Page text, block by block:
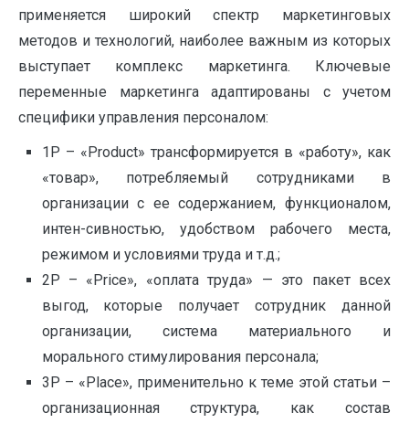
применяется широкий спектр маркетинговых
методов и технологий, наиболее важным из которых
выступает комплекс маркетинга. Ключевые
переменные маркетинга адаптированы с учетом
специфики управления персоналом:
1Р – «Product» трансформируется в «работу», как
«товар», потребляемый сотрудниками в
организации с ее содержанием, функционалом,
интен-сивностью, удобством рабочего места,
режимом и условиями труда и т.д.;
2Р – «Price», «оплата труда» — это пакет всех
выгод, которые получает сотрудник данной
организации, система материального и
морального стимулирования персонала;
3Р – «Place», применительно к теме этой статьи –
организационная структура, как состав